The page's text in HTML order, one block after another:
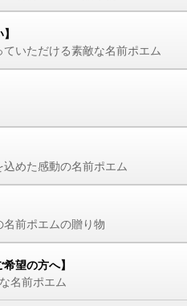
いただける素敵な名前ポエム
めた感動の名前ポエム
前ポエムの贈り物
望の方へ】
名前ポエム